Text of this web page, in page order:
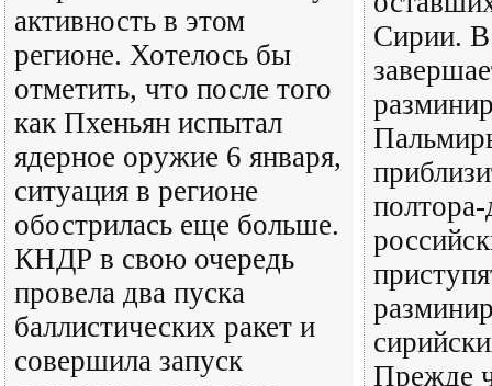
активность в этом
регионе. Хотелось бы
отметить, что после того
как Пхеньян испытал
ядерное оружие 6 января,
ситуация в регионе
обострилась еще больше.
КНДР в свою очередь
провела два пуска
баллистических ракет и
совершила запуск
Сирии.
Прежде